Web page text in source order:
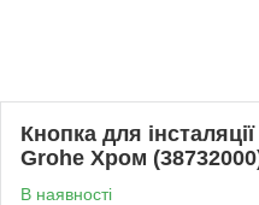
Кнопка для
Grohe Хром
В наявності